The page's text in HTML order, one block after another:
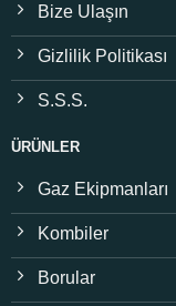
Bize Ulaşın
Gizlilik Politikası
S.S.S.
ÜRÜNLER
Gaz Ekipmanları
Kombiler
Borular